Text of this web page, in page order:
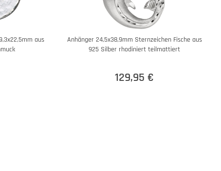
aus
Anhänger 24,5x38,9mm Sternzeichen Fische aus
925 Silber rhodiniert teilmattiert
129,95 €